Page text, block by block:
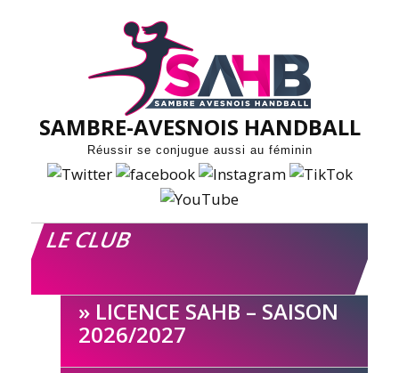
SAMBRE-AVESNOIS HANDBALL
Réussir se conjugue aussi au féminin
LE CLUB
LICENCE SAHB – SAISON
2026/2027